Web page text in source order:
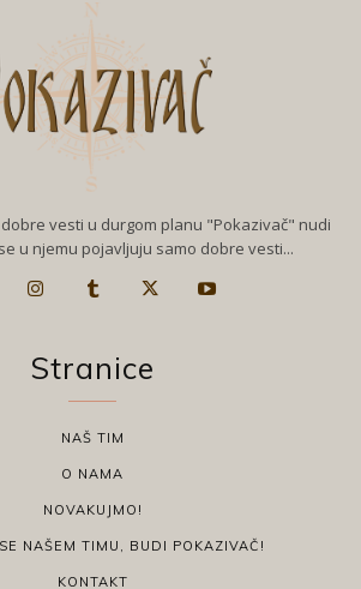
vesti u durgom planu "Pokazivač" nudi
u njemu pojavljuju samo dobre vesti...
Stranice
NAŠ TIM
O NAMA
NOVAKUJMO!
NAŠEM TIMU, BUDI POKAZIVAČ!
KONTAKT